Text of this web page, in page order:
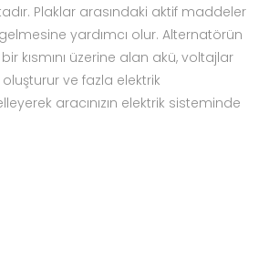
Plaklar arasındaki aktif maddeler
yardımcı olur. Alternatörün
kısmını üzerine alan akü, voltajlar
ve fazla elektrik
aracınızın elektrik sisteminde